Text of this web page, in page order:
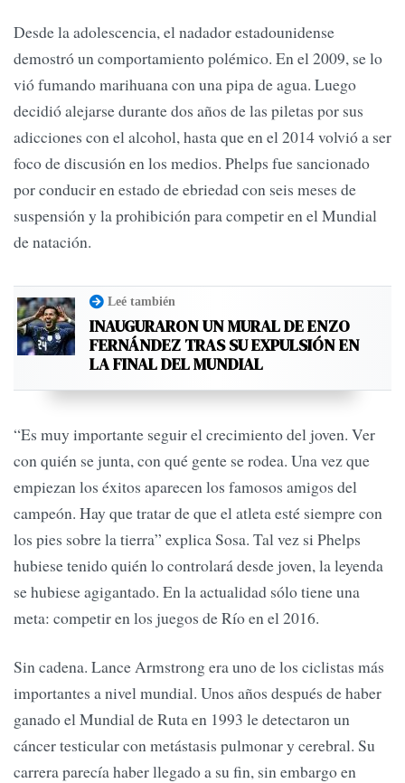
Desde la adolescencia, el nadador estadounidense
demostró un comportamiento polémico. En el 2009, se lo
vió fumando marihuana con una pipa de agua. Luego
decidió alejarse durante dos años de las piletas por sus
adicciones con el alcohol, hasta que en el 2014 volvió a ser
foco de discusión en los medios. Phelps fue sancionado
por conducir en estado de ebriedad con seis meses de
suspensión y la prohibición para competir en el Mundial
de natación.
Leé también
INAUGURARON UN MURAL DE ENZO
FERNÁNDEZ TRAS SU EXPULSIÓN EN
LA FINAL DEL MUNDIAL
“Es muy importante seguir el crecimiento del joven. Ver
con quién se junta, con qué gente se rodea. Una vez que
empiezan los éxitos aparecen los famosos amigos del
campeón. Hay que tratar de que el atleta esté siempre con
los pies sobre la tierra” explica Sosa. Tal vez si Phelps
hubiese tenido quién lo controlará desde joven, la leyenda
se hubiese agigantado. En la actualidad sólo tiene una
meta: competir en los juegos de Río en el 2016.
Sin cadena. Lance Armstrong era uno de los ciclistas más
importantes a nivel mundial. Unos años después de haber
ganado el Mundial de Ruta en 1993 le detectaron un
cáncer testicular con metástasis pulmonar y cerebral. Su
carrera parecía haber llegado a su fin, sin embargo en